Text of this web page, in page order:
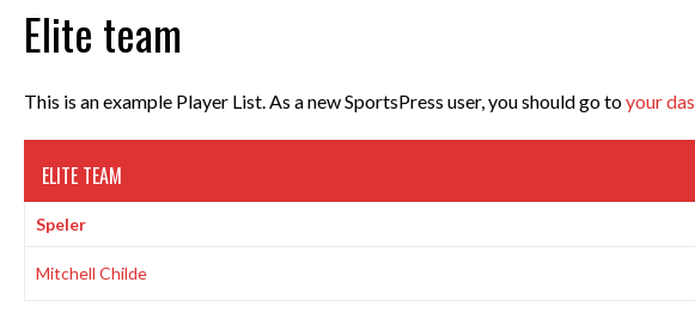
Elite team
This is an example Player List. As a new SportsPress user, you should go toyour
ELITE TEAM
Speler
Mitchell Childe